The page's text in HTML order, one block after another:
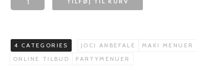
4 CATEGORIES JOCI ANBEFALE
MAKI MENUER
ONLINE TILBUD
PARTYMENUER